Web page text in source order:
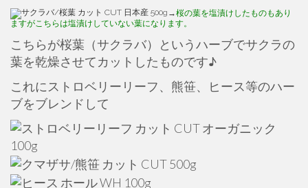
→桜の葉を塩漬けしたものもあり
ますがこちらは塩漬けしていない葉になります。
こちらが桜葉（サクラバ）というハーブでサクラの
葉を乾燥させてカットしたものです♪
これにストロベリーリーフ、熊笹、ヒース等のハー
ブをブレンドして